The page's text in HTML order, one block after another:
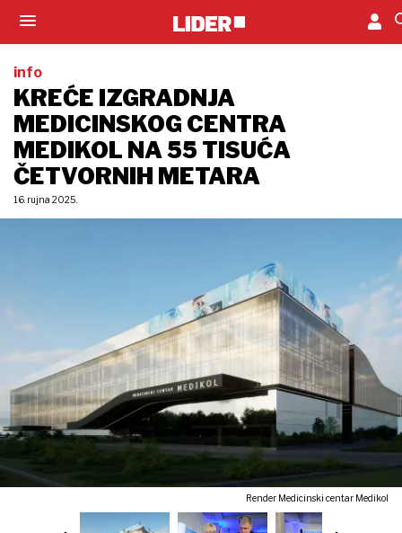
info
KREĆE IZGRADNJA
MEDICINSKOG CENTRA
MEDIKOL NA 55 TISUĆA
ČETVORNIH METARA
16. rujna 2025.
Render Medicinski centar Medikol